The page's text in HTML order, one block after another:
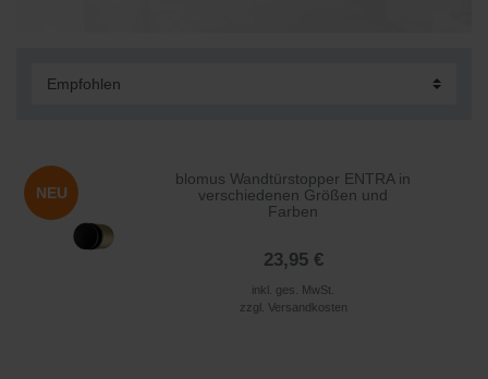
NEU
blomus Wandtürstopper ENTRA in
verschiedenen Größen und
Farben
23,95 €
inkl. ges. MwSt.
zzgl. Versandkosten